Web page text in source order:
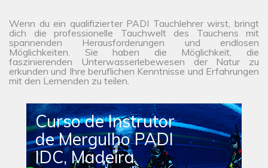
Wenn du ein qualifizierter PADI Tauchlehrer wirst, bringt
dich die professionelle Tauchwelt des Tauchens mit
spannenden Herausforderungen und endlosen
Möglichkeiten. Sie haben die Möglichkeit, die
faszinierenden Unterwasserlebewesen der Natur zu
erkunden und Ihre beruflichen Kenntnisse und Erfahrungen
mit den Lernenden zu teilen.
Curso de Instrutor
de Mergulho PADI
IDC, Madeira